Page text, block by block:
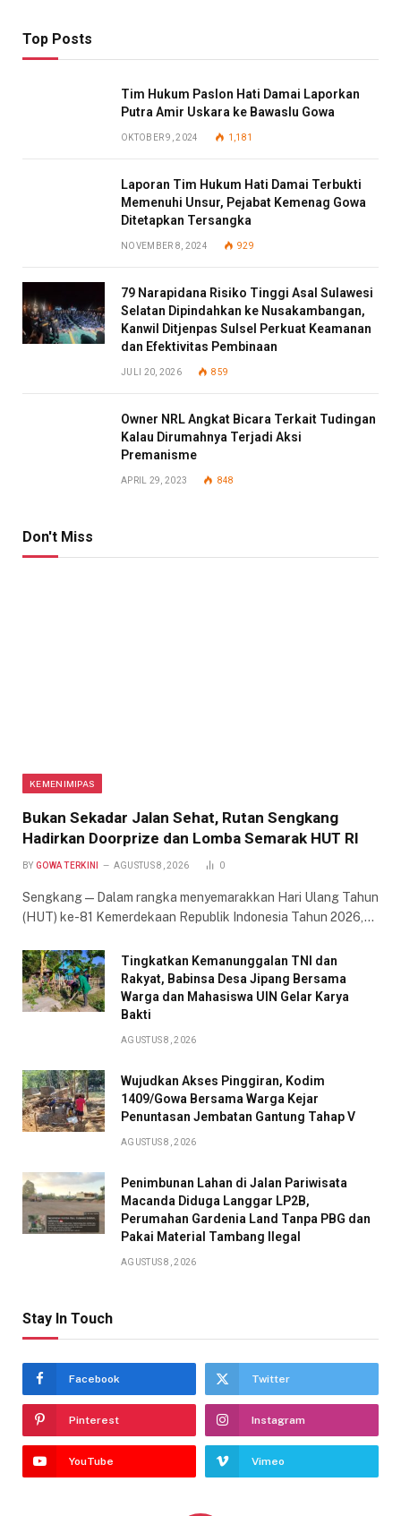
Top Posts
Tim Hukum Paslon Hati Damai Laporkan
Putra Amir Uskara ke Bawaslu Gowa
OKTOBER 9, 2024 1,181
Laporan Tim Hukum Hati Damai Terbukti
Memenuhi Unsur, Pejabat Kemenag Gowa
Ditetapkan Tersangka
NOVEMBER 8, 2024 929
79 Narapidana Risiko Tinggi Asal Sulawesi
Selatan Dipindahkan ke Nusakambangan,
Kanwil Ditjenpas Sulsel Perkuat Keamanan
dan Efektivitas Pembinaan
JULI 20, 2026 859
Owner NRL Angkat Bicara Terkait Tudingan
Kalau Dirumahnya Terjadi Aksi
Premanisme
APRIL 29, 2023 848
Don't Miss
KEMENIMIPAS
Bukan Sekadar Jalan Sehat, Rutan Sengkang
Hadirkan Doorprize dan Lomba Semarak HUT RI
BY GOWA TERKINI AGUSTUS 8, 2026 0
Sengkang — Dalam rangka menyemarakkan Hari Ulang Tahun
(HUT) ke-81 Kemerdekaan Republik Indonesia Tahun 2026,…
Tingkatkan Kemanunggalan TNI dan
Rakyat, Babinsa Desa Jipang Bersama
Warga dan Mahasiswa UIN Gelar Karya
Bakti
AGUSTUS 8, 2026
Wujudkan Akses Pinggiran, Kodim
1409/Gowa Bersama Warga Kejar
Penuntasan Jembatan Gantung Tahap V
AGUSTUS 8, 2026
Penimbunan Lahan di Jalan Pariwisata
Macanda Diduga Langgar LP2B,
Perumahan Gardenia Land Tanpa PBG dan
Pakai Material Tambang Ilegal
AGUSTUS 8, 2026
Stay In Touch
Facebook Twitter
Pinterest Instagram
YouTube Vimeo